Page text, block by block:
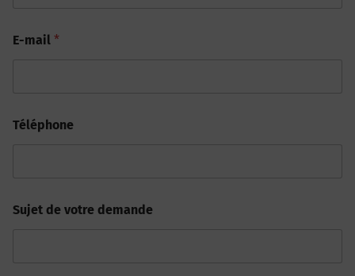
E-mail *
Téléphone
Sujet de votre demande